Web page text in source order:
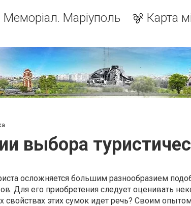
Меморіал. Маріуполь Карта
выбора
осложняется большим разнообразием
Для его приобретения следует оценивать
свойствах этих сумок идет речь? Своим